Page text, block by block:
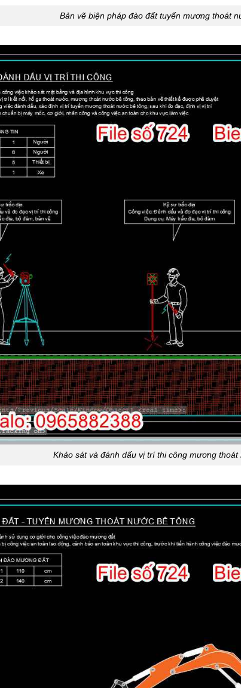
Bản vẽ biện pháp đào đất tuyến mương thoát
Khảo sát và đánh dấu vị trí thi công mương thoát